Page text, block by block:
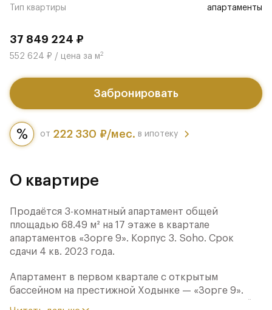
Тип квартиры апартаменты
37 849 224 ₽
552 624 ₽ / цена за м2
Забронировать
от 222 330 ₽/мес. в ипотеку
О квартире
Продаётся 3-комнатный апартамент общей
площадью 68.49 м² на 17 этаже в квартале
апартаментов «Зорге 9». Корпус 3. Soho. Срок
сдачи 4 кв. 2023 года.
Апартамент в первом квартале с открытым
бассейном на престижной Ходынке — «Зорге 9».